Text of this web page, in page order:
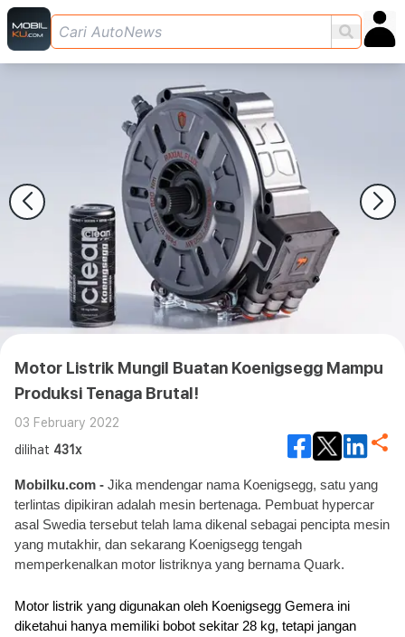
Motor Listrik Mungil Buatan Koenigsegg Mampu
Produksi Tenaga Brutal!
03 February 2022
dilihat 431x
Mobilku.com - Jika mendengar nama Koenigsegg, satu yang
terlintas dipikiran adalah mesin bertenaga. Pembuat hypercar
asal Swedia tersebut telah lama dikenal sebagai pencipta mesin
yang mutakhir, dan sekarang Koenigsegg tengah
memperkenalkan motor listriknya yang bernama Quark.
Motor listrik yang digunakan oleh Koenigsegg Gemera ini
diketahui hanya memiliki bobot sekitar 28 kg, tetapi jangan